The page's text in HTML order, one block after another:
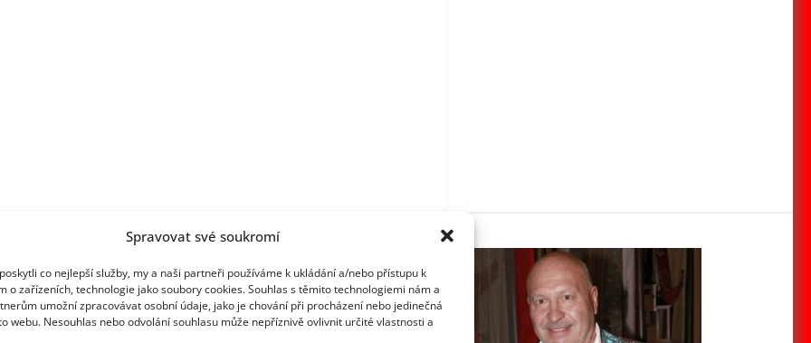
Spravovat své soukromí
co nejlepší služby, my a naši partneři používáme k ukládání a/nebo přístupu k
o zařízeních, technologie jako soubory cookies. Souhlas s těmito technologiemi nám a
umožní zpracovávat osobní údaje, jako je chování při procházení nebo jedinečná
webu. Nesouhlas nebo odvolání souhlasu může nepříznivě ovlivnit určité vlastnosti a